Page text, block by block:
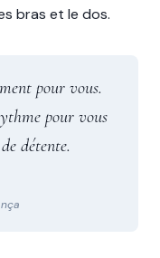
bras et le dos.
pour vous.
pour vous
détente.